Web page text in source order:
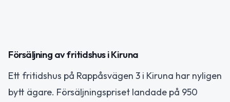
Försäljning av fritidshus i Kiruna
Ett fritidshus på Rappåsvägen 3 i Kiruna har nyligen
bytt ägare. Försäljningspriset landade på 950